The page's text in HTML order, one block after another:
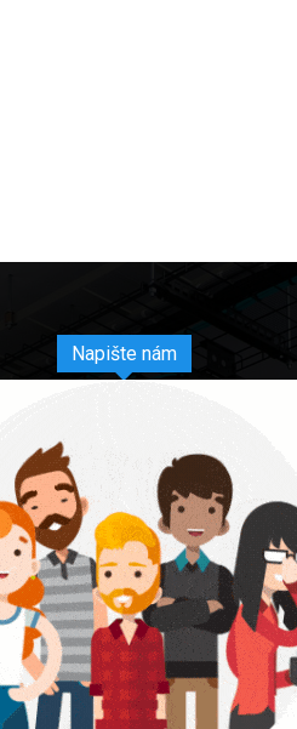
Napište nám